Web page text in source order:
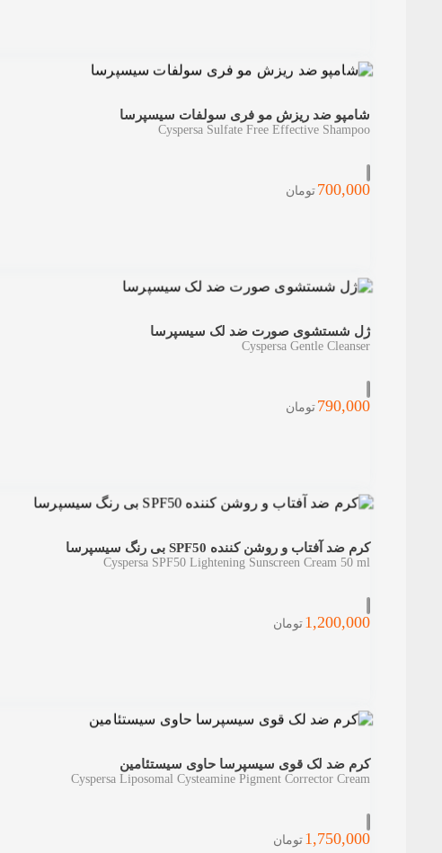
شامپو ضد ریزش مو فری سولفات سیسپرسا
Cyspersa Sulfate Free Effective Shampoo
700,000 تومان
ژل شستشوی صورت ضد لک سیسپرسا
Cyspersa Gentle Cleanser
790,000 تومان
کرم ضد آفتاب و روشن کننده SPF50 بی رنگ سیسپرسا
Cyspersa SPF50 Lightening Sunscreen Cream 50 ml
1,200,000 تومان
کرم ضد لک قوی سیسپرسا حاوی سیستئامین
Cyspersa Liposomal Cysteamine Pigment Corrector Cream
1,750,000 تومان